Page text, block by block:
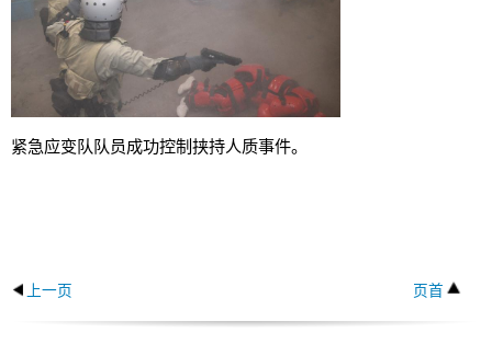
紧急应变队队员成功控制挟持人质事件。
上一页 页首